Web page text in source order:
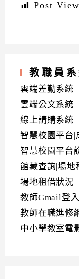
Post
教職員系
雲端差勤系統
雲端公文系統
線上請購系統
智慧校園平台|
智慧校園平台
館藏查詢|場地
場地租借狀況
教師Gmail登入
教師在職進修
中小學教室電